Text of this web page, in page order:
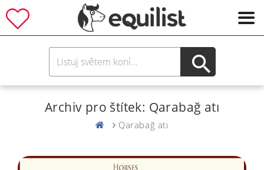
Archiv pro štítek: Qarabağ atı
Qarabağ atı